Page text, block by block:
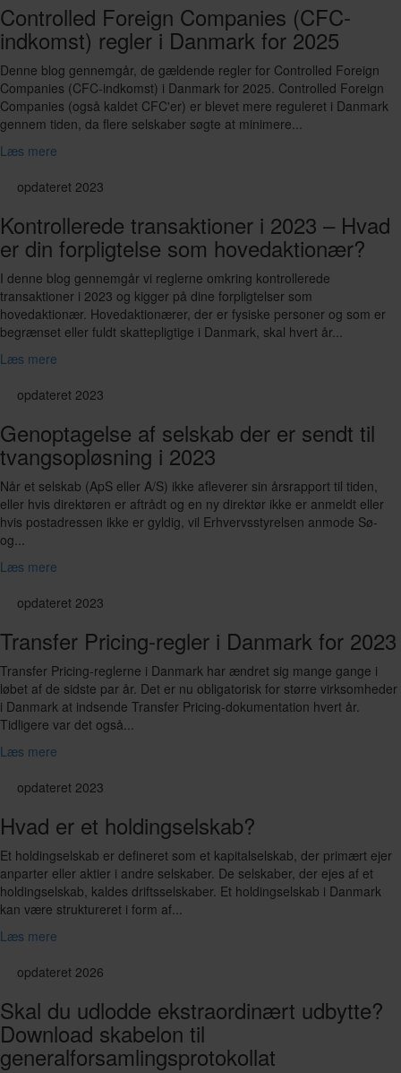
Controlled Foreign Companies (CFC-
indkomst) regler i Danmark for 2025
Denne blog gennemgår, de gældende regler for Controlled Foreign
Companies (CFC-indkomst) i Danmark for 2025. Controlled Foreign
Companies (også kaldet CFC'er) er blevet mere reguleret i Danmark
gennem tiden, da flere selskaber søgte at minimere...
Læs mere
opdateret 2023
Kontrollerede transaktioner i 2023 – Hvad
er din forpligtelse som hovedaktionær?
I denne blog gennemgår vi reglerne omkring kontrollerede
transaktioner i 2023 og kigger på dine forpligtelser som
hovedaktionær. Hovedaktionærer, der er fysiske personer og som er
begrænset eller fuldt skattepligtige i Danmark, skal hvert år...
Læs mere
opdateret 2023
Genoptagelse af selskab der er sendt til
tvangsopløsning i 2023
Når et selskab (ApS eller A/S) ikke afleverer sin årsrapport til tiden,
eller hvis direktøren er aftrådt og en ny direktør ikke er anmeldt eller
hvis postadressen ikke er gyldig, vil Erhvervsstyrelsen anmode Sø-
og...
Læs mere
opdateret 2023
Transfer Pricing-regler i Danmark for 2023
Transfer Pricing-reglerne i Danmark har ændret sig mange gange i
løbet af de sidste par år. Det er nu obligatorisk for større virksomheder
i Danmark at indsende Transfer Pricing-dokumentation hvert år.
Tidligere var det også...
Læs mere
opdateret 2023
Hvad er et holdingselskab?
Et holdingselskab er defineret som et kapitalselskab, der primært ejer
anparter eller aktier i andre selskaber. De selskaber, der ejes af et
holdingselskab, kaldes driftsselskaber. Et holdingselskab i Danmark
kan være struktureret i form af...
Læs mere
opdateret 2026
Skal du udlodde ekstraordinært udbytte?
Download skabelon til
generalforsamlingsprotokollat